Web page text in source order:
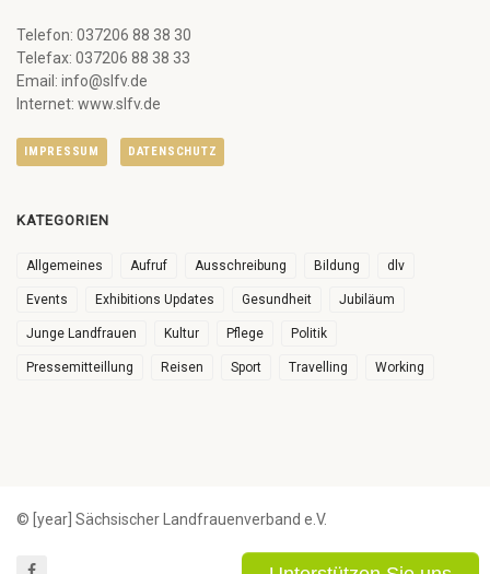
Telefon: 037206 88 38 30
Telefax: 037206 88 38 33
Email: info@slfv.de
Internet: www.slfv.de
IMPRESSUM DATENSCHUTZ
KATEGORIEN
Allgemeines Aufruf Ausschreibung Bildung dlv
Events Exhibitions Updates Gesundheit Jubiläum
Junge Landfrauen Kultur Pflege Politik
Pressemitteillung Reisen Sport Travelling Working
© [year] Sächsischer Landfrauenverband e.V.